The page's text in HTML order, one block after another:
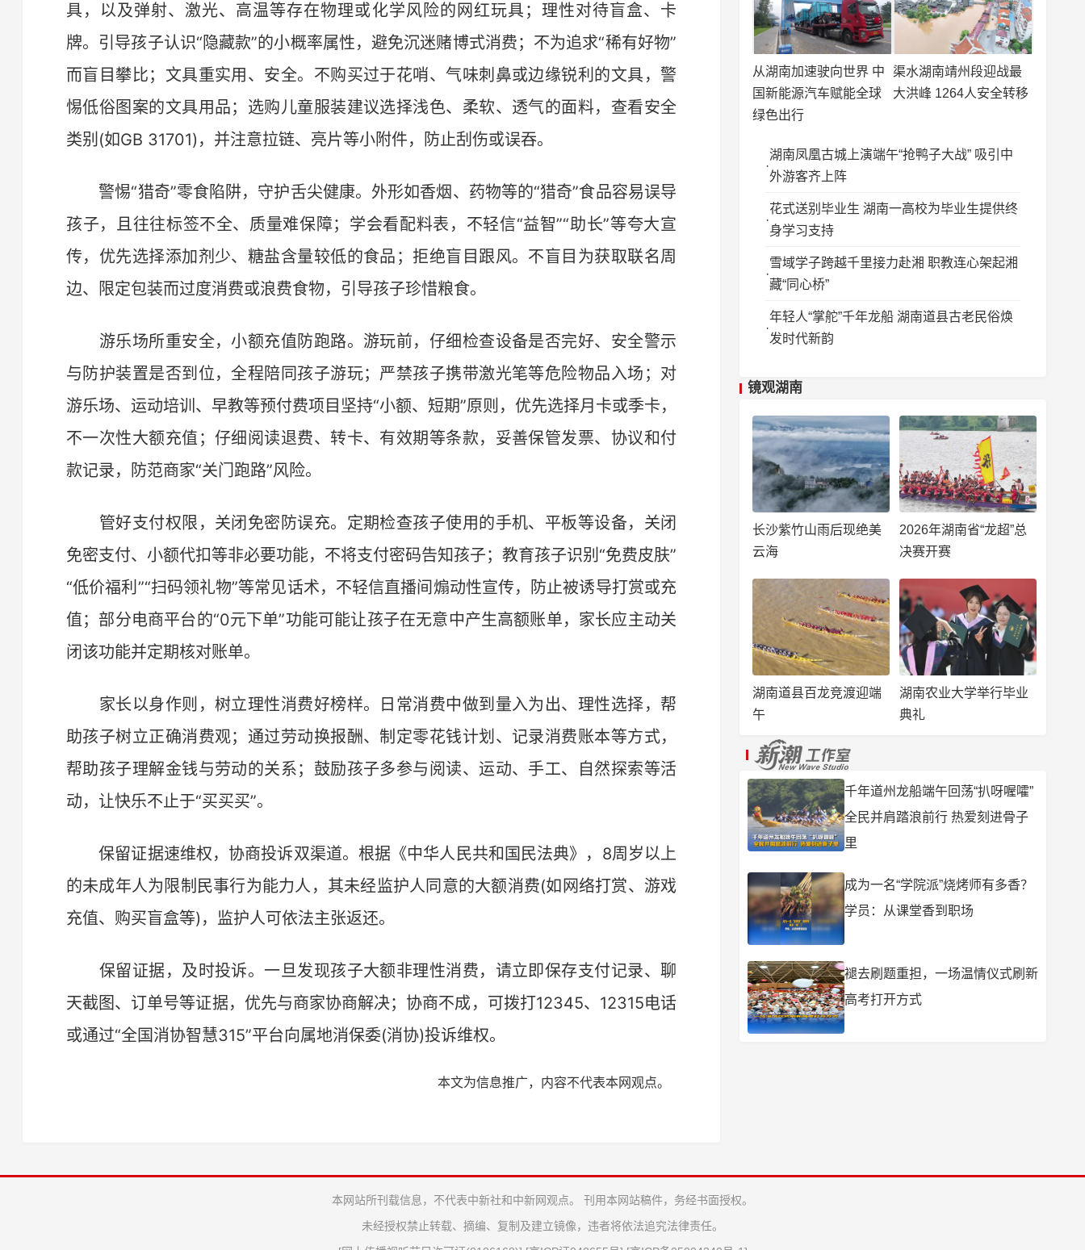
具，以及弹射、激光、高温等存在物理或化学风险的网红玩具；理性对待盲盒、卡
牌。引导孩子认识“隐藏款”的小概率属性，避免沉迷赌博式消费；不为追求“稀有好物”
而盲目攀比；文具重实用、安全。不购买过于花哨、气味刺鼻或边缘锐利的文具，警
惕低俗图案的文具用品；选购儿童服装建议选择浅色、柔软、透气的面料，查看安全
类别(如GB 31701)，并注意拉链、亮片等小附件，防止刮伤或误吞。
警惕“猎奇”零食陷阱，守护舌尖健康。外形如香烟、药物等的“猎奇”食品容易误导
孩子，且往往标签不全、质量难保障；学会看配料表，不轻信“益智”“助长”等夸大宣
传，优先选择添加剂少、糖盐含量较低的食品；拒绝盲目跟风。不盲目为获取联名周
边、限定包装而过度消费或浪费食物，引导孩子珍惜粮食。
游乐场所重安全，小额充值防跑路。游玩前，仔细检查设备是否完好、安全警示
与防护装置是否到位，全程陪同孩子游玩；严禁孩子携带激光笔等危险物品入场；对
游乐场、运动培训、早教等预付费项目坚持“小额、短期”原则，优先选择月卡或季卡，
不一次性大额充值；仔细阅读退费、转卡、有效期等条款，妥善保管发票、协议和付
款记录，防范商家“关门跑路”风险。
管好支付权限，关闭免密防误充。定期检查孩子使用的手机、平板等设备，关闭
免密支付、小额代扣等非必要功能，不将支付密码告知孩子；教育孩子识别“免费皮肤”
“低价福利”“扫码领礼物”等常见话术，不轻信直播间煽动性宣传，防止被诱导打赏或充
值；部分电商平台的“0元下单”功能可能让孩子在无意中产生高额账单，家长应主动关
闭该功能并定期核对账单。
家长以身作则，树立理性消费好榜样。日常消费中做到量入为出、理性选择，帮
助孩子树立正确消费观；通过劳动换报酬、制定零花钱计划、记录消费账本等方式，
帮助孩子理解金钱与劳动的关系；鼓励孩子多参与阅读、运动、手工、自然探索等活
动，让快乐不止于“买买买”。
保留证据速维权，协商投诉双渠道。根据《中华人民共和国民法典》，8周岁以上
的未成年人为限制民事行为能力人，其未经监护人同意的大额消费(如网络打赏、游戏
充值、购买盲盒等)，监护人可依法主张返还。
保留证据，及时投诉。一旦发现孩子大额非理性消费，请立即保存支付记录、聊
天截图、订单号等证据，优先与商家协商解决；协商不成，可拨打12345、12315电话
或通过“全国消协智慧315”平台向属地消保委(消协)投诉维权。
本文为信息推广，内容不代表本网观点。
从湖南加速驶向世界 中
国新能源汽车赋能全球
绿色出行
渠水湖南靖州段迎战最
大洪峰 1264人安全转移
湖南凤凰古城上演端午“抢鸭子大战” 吸引中
外游客齐上阵
花式送别毕业生 湖南一高校为毕业生提供终
身学习支持
雪域学子跨越千里接力赴湘 职教连心架起湘
藏“同心桥”
年轻人“掌舵”千年龙船 湖南道县古老民俗焕
发时代新韵
镜观湖南
长沙紫竹山雨后现绝美
云海
2026年湖南省“龙超”总
决赛开赛
湖南道县百龙竞渡迎端
午
湖南农业大学举行毕业
典礼
千年道州龙船端午回荡“扒呀喔嚯”
全民并肩踏浪前行 热爱刻进骨子
里
成为一名“学院派”烧烤师有多香？
学员：从课堂香到职场
褪去刷题重担，一场温情仪式刷新
高考打开方式
本网站所刊载信息，不代表中新社和中新网观点。 刊用本网站稿件，务经书面授权。
未经授权禁止转载、摘编、复制及建立镜像，违者将依法追究法律责任。